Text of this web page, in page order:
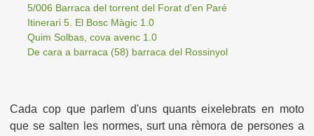
5/006 Barraca del torrent del Forat d'en Paré
Itinerari 5. El Bosc Màgic 1.0
Quim Solbas, cova avenc 1.0
De cara a barraca (58) barraca del Rossinyol
Cada cop que parlem d'uns quants eixelebrats en moto
que se salten les normes, surt una rèmora de persones a